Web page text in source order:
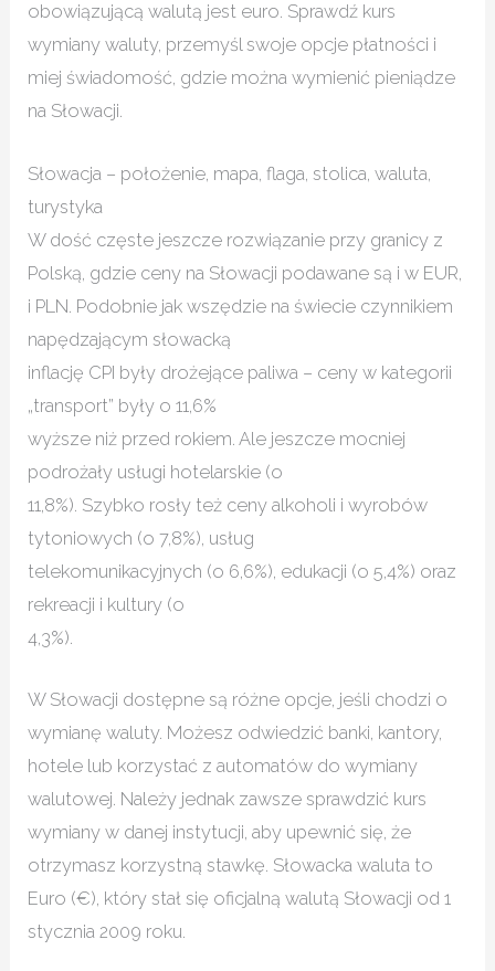
obowiązującą walutą jest euro. Sprawdź kurs
wymiany waluty, przemyśl swoje opcje płatności i
miej świadomość, gdzie można wymienić pieniądze
na Słowacji.
Słowacja – położenie, mapa, flaga, stolica, waluta,
turystyka
W dość częste jeszcze rozwiązanie przy granicy z
Polską, gdzie ceny na Słowacji podawane są i w EUR,
i PLN. Podobnie jak wszędzie na świecie czynnikiem
napędzającym słowacką
inflację CPI były drożejące paliwa – ceny w kategorii
„transport” były o 11,6%
wyższe niż przed rokiem. Ale jeszcze mocniej
podrożały usługi hotelarskie (o
11,8%). Szybko rosły też ceny alkoholi i wyrobów
tytoniowych (o 7,8%), usług
telekomunikacyjnych (o 6,6%), edukacji (o 5,4%) oraz
rekreacji i kultury (o
4,3%).
W Słowacji dostępne są różne opcje, jeśli chodzi o
wymianę waluty. Możesz odwiedzić banki, kantory,
hotele lub korzystać z automatów do wymiany
walutowej. Należy jednak zawsze sprawdzić kurs
wymiany w danej instytucji, aby upewnić się, że
otrzymasz korzystną stawkę. Słowacka waluta to
Euro (€), który stał się oficjalną walutą Słowacji od 1
stycznia 2009 roku.